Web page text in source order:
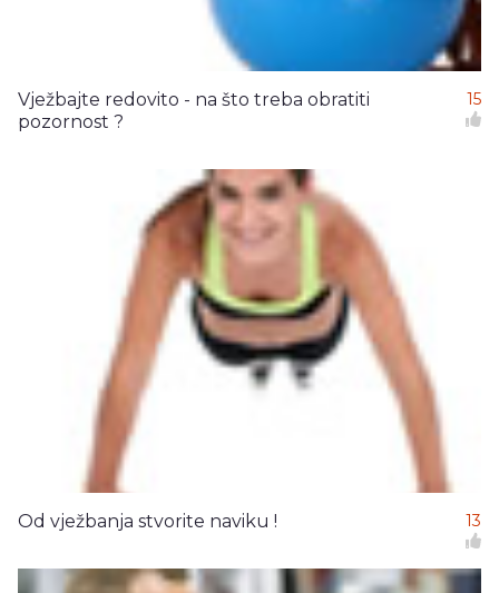
Vježbajte redovito - na što treba obratiti
pozornost ?
15
Od vježbanja stvorite naviku ! 13